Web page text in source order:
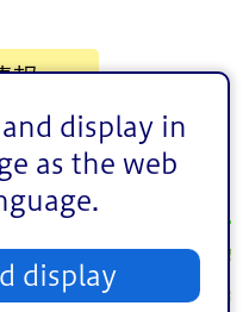
display in
as the web
display
報
歌碑